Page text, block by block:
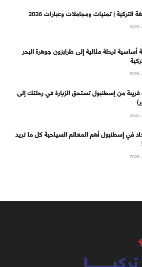
التركية | تمنيات ومجاملات وعبارات 2026
أساسية لرحلة مثالية إلى طرابزون جوهرة البحر
قريبة من إسطنبول تستحق الزيارة في رحلتك إلى
في إسطنبول أهم المعالم السياحية كل ما تريد